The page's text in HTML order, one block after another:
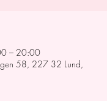
– 20:00
58, 227 32 Lund,